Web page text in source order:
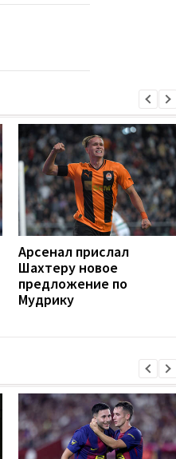
Арсенал прислал
Шахтеру новое
предложение по
Мудрику